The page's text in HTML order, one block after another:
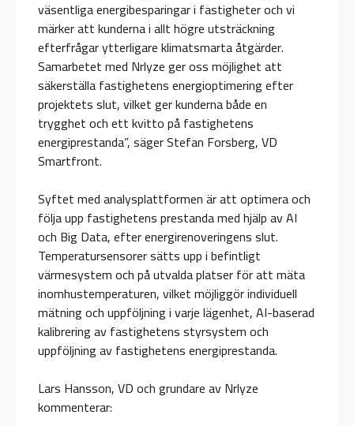
väsentliga energibesparingar i fastigheter och vi
märker att kunderna i allt högre utsträckning
efterfrågar ytterligare klimatsmarta åtgärder.
Samarbetet med Nrlyze ger oss möjlighet att
säkerställa fastighetens energioptimering efter
projektets slut, vilket ger kunderna både en
trygghet och ett kvitto på fastighetens
energiprestanda”, säger Stefan Forsberg, VD
Smartfront.
Syftet med analysplattformen är att optimera och
följa upp fastighetens prestanda med hjälp av AI
och Big Data, efter energirenoveringens slut.
Temperatursensorer sätts upp i befintligt
värmesystem och på utvalda platser för att mäta
inomhustemperaturen, vilket möjliggör individuell
mätning och uppföljning i varje lägenhet, AI-baserad
kalibrering av fastighetens styrsystem och
uppföljning av fastighetens energiprestanda.
Lars Hansson, VD och grundare av Nrlyze
kommenterar: